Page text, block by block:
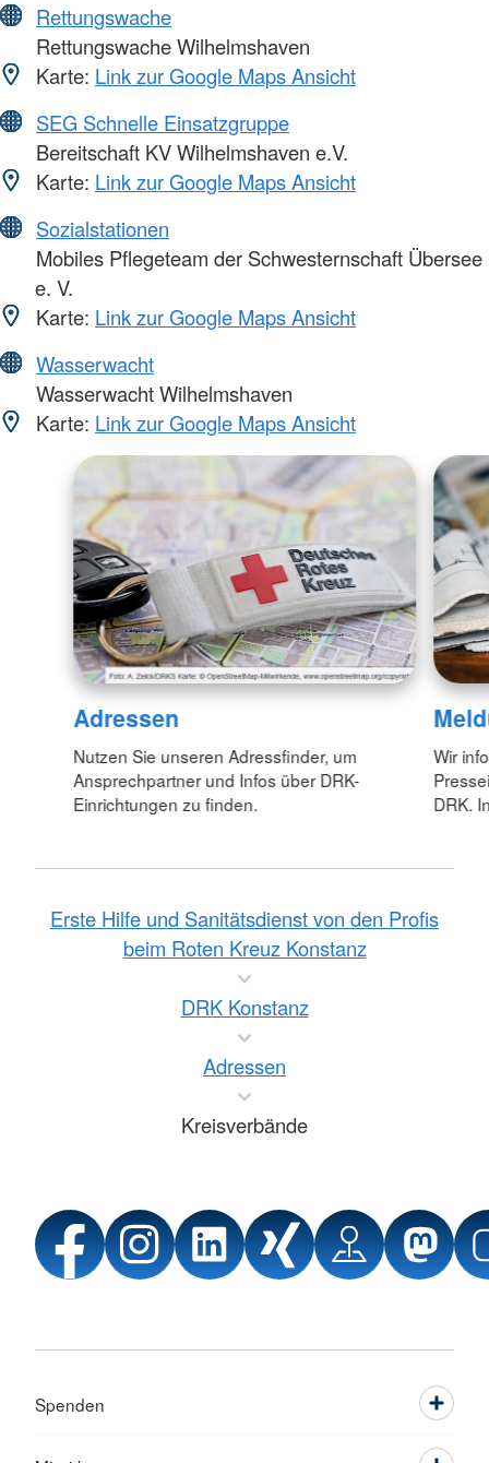
Rettungswache
Rettungswache Wilhelmshaven
Karte: Link zur Google Maps Ansicht
SEG Schnelle Einsatzgruppe
Bereitschaft KV Wilhelmshaven e.V.
Karte: Link zur Google Maps Ansicht
Sozialstationen
Mobiles Pflegeteam der Schwesternschaft Übersee
e. V.
Karte: Link zur Google Maps Ansicht
Wasserwacht
Wasserwacht Wilhelmshaven
Karte: Link zur Google Maps Ansicht
Adressen
Nutzen Sie unseren Adressfinder, um
Ansprechpartner und Infos über DRK-
Einrichtungen zu finden.
Wir
DRK.
Erste Hilfe und Sanitätsdienst von den Profis
beim Roten Kreuz Konstanz
DRK Konstanz
Adressen
Kreisverbände
Spenden